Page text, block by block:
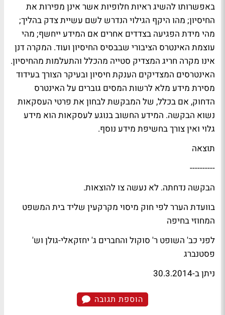
באפשרותו להשיג ראיות חלופיות אשר אינן מפירות את
החיסיון; מהו היקף הגילוי הנדרש לשם עשיית צדק בהליך;
מהי מידת הפגיעה בצדדים אחרים אם המידע ייחשף; מהי
עוצמת האינטרס הציבורי שבבסיס החיסיון ועוד. המקרה דנן
אינו מקרה חריג המצדיק סטייה מהכלל והתעלמות מהחיסיון.
האינטרסים המצדיקים הענקת חיסיון ובעיקר הצורך בעידוד
מסירת מידע מלא לרשות המסים גוברים על האינטרס
הדחוק, אם בכלל, של המבקשת לבחון את פרטי העסקאות
נשוא הבקשה. המידע החשוב בנוגע לעסקאות הוא מידע
גלוי ואין צורך בחשיפת מידע נוסף.
תוצאה
----------
הבקשה נדחתה. לא נעשה צו להוצאות.
בוועדת הערר לפי חוק מיסוי מקרקעין שליד בית המשפט
המחוזי בחיפה
לפני כב' השופט ר' סוקול והחברים ג' יחזקאלי-גולן וש'
פסטנברג
ניתן ב-30.3.2014
הוספת תגובה